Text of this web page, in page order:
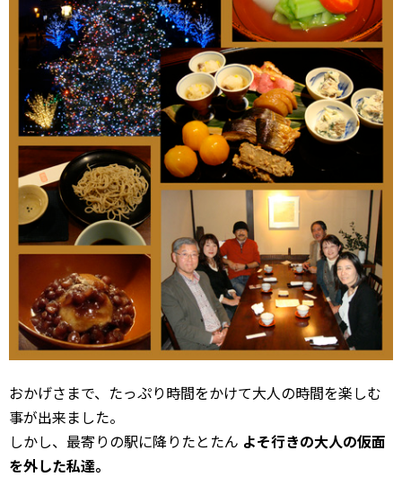
おかげさまで、たっぷり時間をかけて大人の時間を楽しむ
事が出来ました。
しかし、最寄りの駅に降りたとたん よそ行きの大人の仮面
を外した私達。